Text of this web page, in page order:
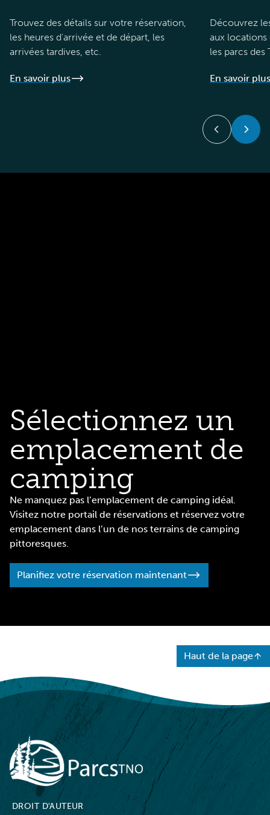
Trouvez des détails sur votre réservation,
les heures d'arrivée et de départ, les
arrivées tardives, etc.
En savoir plus
Découvrez
aux locations
les parcs
En savoir
Sélectionnez un
emplacement de
camping
Ne manquez pas l’emplacement de camping idéal.
Visitez notre portail de réservations et réservez votre
emplacement dans l’un de nos terrains de camping
pittoresques.
Planifiez votre réservation maintenant
Haut de la page
NWT Parks
DROIT D'AUTEUR